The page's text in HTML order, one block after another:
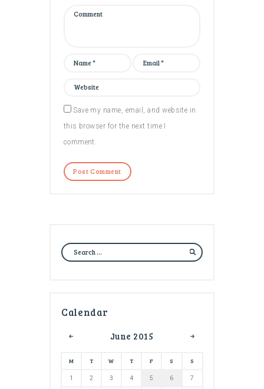
Save my name, email, and website in
this browser for the next time I
comment.
Calendar
June 2015
M T W T F S S
1 2 3 4 5 6 7